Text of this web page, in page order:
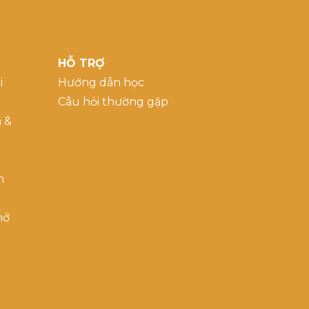
&
HỖ TRỢ
Hướng dẫn học
Câu hỏi thường gặp